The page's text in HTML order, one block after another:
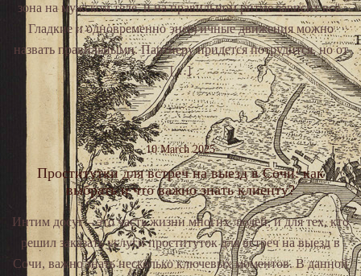
зона на мужском теле, и на правильном ритме зависит всё.
Гладкие и одновременно энергичные движения можно
назвать правильными. Партнеру придется потрудится, но от
[…]
10 March 2025
Проститутки для встреч на выезд в Сочи: как
выбрать и что важно знать клиенту?
Интим досуг – это часть жизни многих людей, и для тех, кто
решил заказать услуги проституток для встреч на выезд в
Сочи, важно знать несколько ключевых моментов. В данной